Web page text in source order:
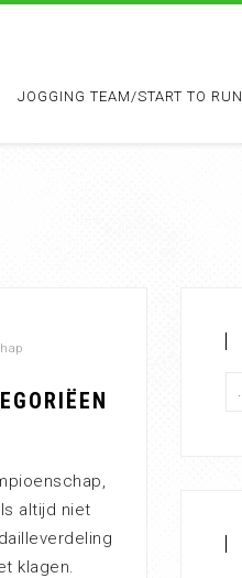
JOGGING TEAM/START TO RUN
altijd niet
klagen.